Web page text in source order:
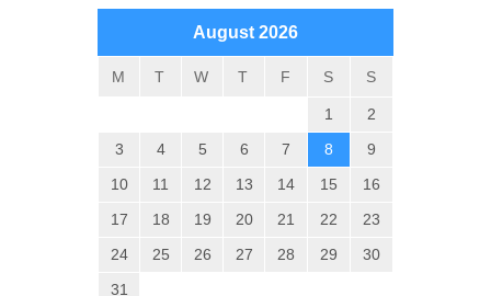
August 2026
M T W T F S S
1
2
3
4 5 6 7 8
9
10
11 12 13 14 15
16
17
18 19 20 21 22
23
24
25 26 27 28 29
30
31